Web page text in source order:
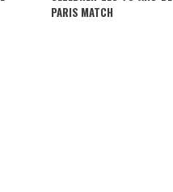
PARIS MATCH